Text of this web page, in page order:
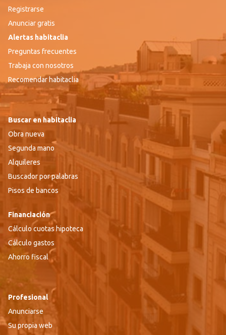
Registrarse
Anunciar gratis
Alertas habitaclia
Preguntas frecuentes
Trabaja con nosotros
Recomendar habitaclia
Buscar en habitaclia
Obra nueva
Segunda mano
Alquileres
Buscador por palabras
Pisos de bancos
Financiación
Cálculo cuotas hipoteca
Cálculo gastos
Ahorro fiscal
Profesional
Anunciarse
Su propia web